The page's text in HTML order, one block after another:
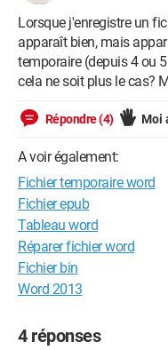
Lorsque j'enregistre un
apparaît bien, mais
temporaire (depuis 4 ou
cela ne soit plus le cas?
Répondre (4) Moi
A voir également:
Fichier temporaire word
Fichier epub
Tableau word
Réparer fichier word
Fichier bin
Word 2013
4 réponses